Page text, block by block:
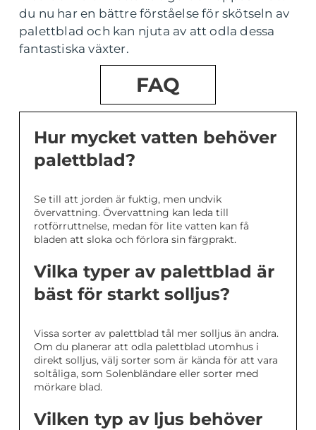
du nu har en bättre förståelse för skötseln av
palettblad och kan njuta av att odla dessa
fantastiska växter.
FAQ
Hur mycket vatten behöver
palettblad?
Se till att jorden är fuktig, men undvik
övervattning. Övervattning kan leda till
rotförruttnelse, medan för lite vatten kan få
bladen att sloka och förlora sin färgprakt.
Vilka typer av palettblad är
bäst för starkt solljus?
Vissa sorter av palettblad tål mer solljus än andra.
Om du planerar att odla palettblad utomhus i
direkt solljus, välj sorter som är kända för att vara
soltåliga, som Solenbländare eller sorter med
mörkare blad.
Vilken typ av ljus behöver